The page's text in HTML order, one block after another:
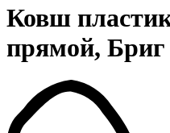
Ковш
прямой, Бриг